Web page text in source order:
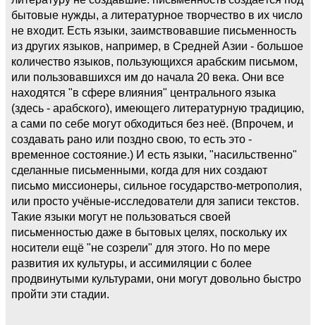
бытовые нужды, а литературное творчество в их число
не входит. Есть языки, заимствовавшие письменность
из других языков, например, в Средней Азии - большое
количество языков, пользующихся арабским письмом,
или пользовавшихся им до начала 20 века. Они все
находятся "в сфере влияния" центрального языка
(здесь - арабского), имеющего литературную традицию,
а сами по себе могут обходиться без неё. (Впрочем, и
создавать рано или поздно свою, то есть это -
временное состояние.) И есть языки, "насильственно"
сделанные письменными, когда для них создают
письмо миссионеры, сильное государство-метрополия,
или просто учёные-исследователи для записи текстов.
Такие языки могут не пользоваться своей
письменностью даже в бытовых целях, поскольку их
носители ещё "не созрели" для этого. Но по мере
развития их культуры, и ассимиляции с более
продвинутыми культурами, они могут довольно быстро
пройти эти стадии.